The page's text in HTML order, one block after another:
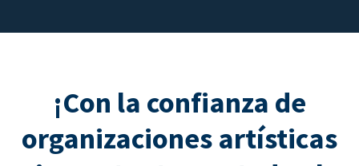
¡Con la confianza de
organizaciones artísticas